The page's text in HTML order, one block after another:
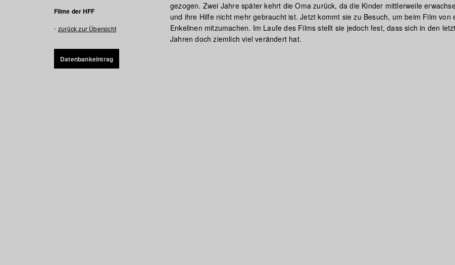
Filme der HFF
zurück zur Übersicht
Datenbankeintrag
gezogen. Zwei Jahre später kehrt die Oma zurück, da die Kinder mittlerweile
und ihre Hilfe nicht mehr gebraucht ist. Jetzt kommt sie zu Besuch, um beim Film von
Enkelinen mitzumachen. Im Laufe des Films stellt sie jedoch fest, dass sich in den
Jahren doch ziemlich viel verändert hat.